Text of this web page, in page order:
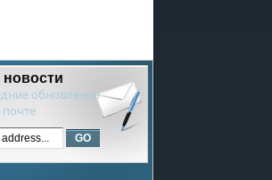
новости
обновления